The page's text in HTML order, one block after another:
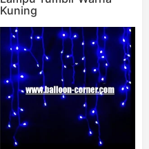
Kuning